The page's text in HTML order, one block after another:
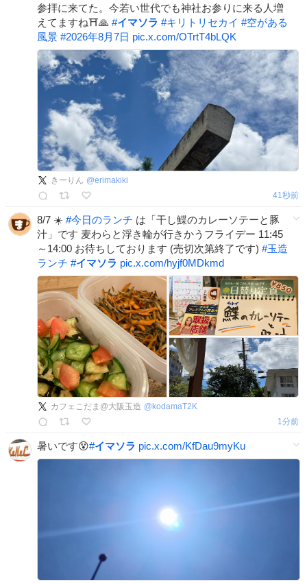
参拝に来てた。今若い世代でも神社お参りに来る人増
えてますね⛩🙏 #イマソラ #キリトリセカイ #空がある
風景 #2026年8月7日 pic.x.com/OTrtT4bLQK
きーりん @erimakiki
41秒前
8/7 ☀️ #今日のランチ は「干し鰈のカレーソテーと豚
汁」です 麦わらと浮き輪が行きかうフライデー 11:45
～14:00 お待ちしております (売切次第終了です) #玉造
ランチ #イマソラ pic.x.com/hyjf0MDkmd
カフェこだま@大阪玉造 @ kodamaT2K
1分前
暑いです😵#イマソラ pic.x.com/KfDau9myKu